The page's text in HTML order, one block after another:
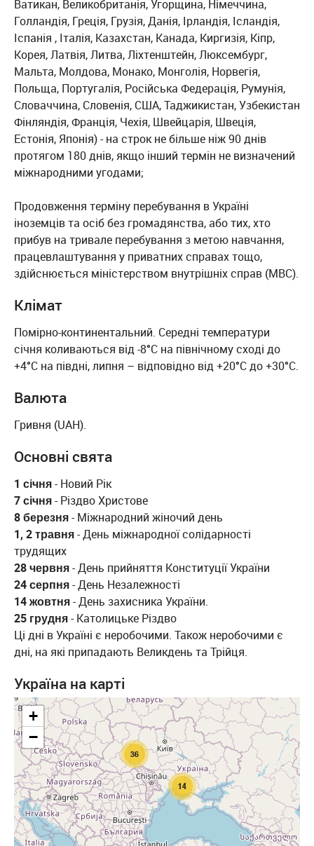
Ватикан, Великобританія, Угорщина, Німеччина,
Голландія, Греція, Грузія, Данія, Ірландія, Ісландія,
Іспанія , Італія, Казахстан, Канада, Киргизія, Кіпр,
Корея, Латвія, Литва, Ліхтенштейн, Люксембург,
Мальта, Молдова, Монако, Монголія, Норвегія,
Польща, Португалія, Російська Федерація, Румунія,
Словаччина, Словенія, США, Таджикистан, Узбекистан
Фінляндія, Франція, Чехія, Швейцарія, Швеція,
Естонія, Японія) - на строк не більше ніж 90 днів
протягом 180 днів, якщо інший термін не визначений
міжнародними угодами;
Продовження терміну перебування в Україні
іноземців та осіб без громадянства, або тих, хто
прибув на тривале перебування з метою навчання,
працевлаштування у приватних справах тощо,
здійснюється міністерством внутрішніх справ (МВС).
Клімат
Помірно-континентальний. Середні температури
січня коливаються від -8°С на північному сході до
+4°С на півдні, липня – відповідно від +20°С до +30°С.
Валюта
Гривня (UAH).
Основні свята
1 січня- Новий Рік
7 січня- Різдво Христове
8 березня- Міжнародний жіночий день
1, 2 травня- День міжнародної солідарності
трудящих
28 червня- День прийняття Конституції України
24 серпня- День Незалежності
14 жовтня- День захисника України.
25 грудня- Католицьке Різдво
Ці дні в Україні є неробочими. Також неробочими є
дні, на які припадають Великдень та Трійця.
Україна на карті
14
36
+
−